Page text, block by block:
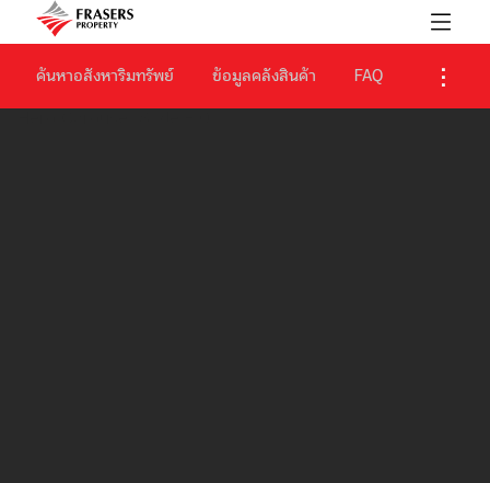
ค้นหาอสังหาริมทรัพย์ ข้อมูลคลังสินค้า FAQ